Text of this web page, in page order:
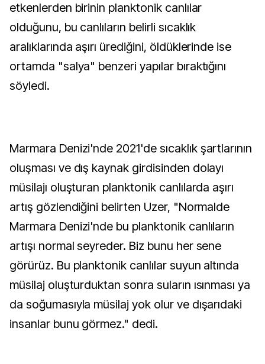
etkenlerden birinin planktonik canlılar
olduğunu, bu canlıların belirli sıcaklık
aralıklarında aşırı ürediğini, öldüklerinde ise
ortamda "salya" benzeri yapılar bıraktığını
söyledi.
Marmara Denizi'nde 2021'de sıcaklık şartlarının
oluşması ve dış kaynak girdisinden dolayı
müsilajı oluşturan planktonik canlılarda aşırı
artış gözlendiğini belirten Uzer, "Normalde
Marmara Denizi'nde bu planktonik canlıların
artışı normal seyreder. Biz bunu her sene
görürüz. Bu planktonik canlılar suyun altında
müsilaj oluşturduktan sonra suların ısınması ya
da soğumasıyla müsilaj yok olur ve dışarıdaki
insanlar bunu görmez." dedi.